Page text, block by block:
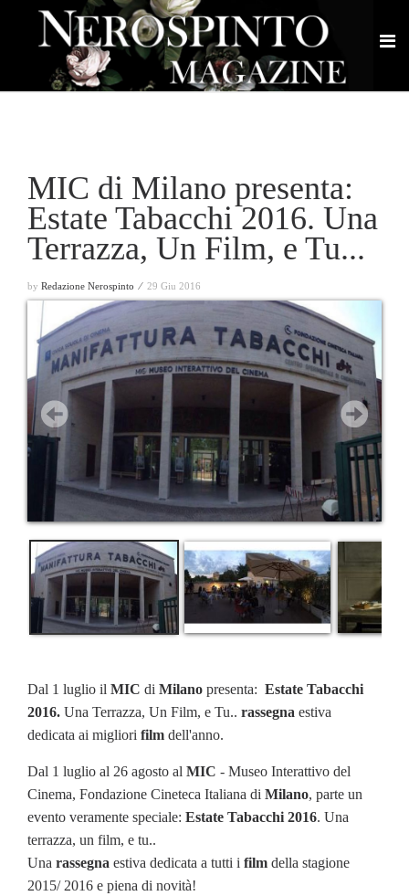
MIC di Milano presenta:
Estate Tabacchi 2016. Una
Terrazza, Un Film, e Tu...
by Redazione Nerospinto ⁄ 29 Giu 2016
Dal 1 luglio il MIC di Milano presenta: Estate Tabacchi
2016. Una Terrazza, Un Film, e Tu.. rassegna estiva
dedicata ai migliori film dell'anno.
Dal 1 luglio al 26 agosto al MIC - Museo Interattivo del
Cinema, Fondazione Cineteca Italiana di Milano, parte un
evento veramente speciale: Estate Tabacchi 2016. Una
terrazza, un film, e tu..
Una rassegna estiva dedicata a tutti i film della stagione
2015/ 2016 e piena di novità!